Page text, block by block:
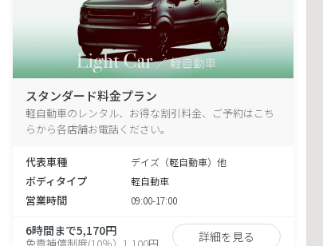
スタンダード料金プラン
軽自動車のレンタル、お得な割引料金、ご予約はこち
らから各店舗お電話ください。
代表車種 デイズ（軽自動車）他
ボディタイプ 軽自動車
営業時間 09:00-17:00
6時間まで5,170円
免責補償制度(10％）1,100円 詳細を見る